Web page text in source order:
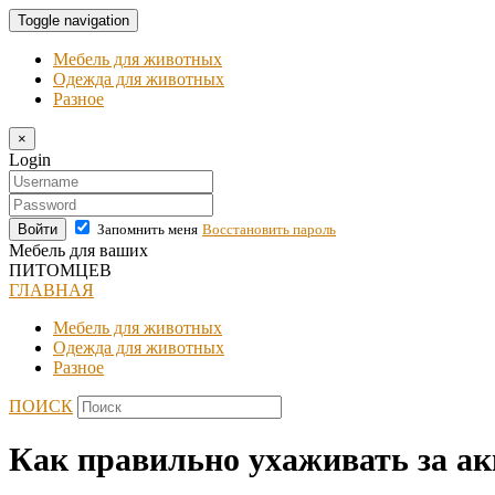
Toggle navigation
Мебель для животных
Одежда для животных
Разное
×
Login
Войти Запомнить меня Восстановить пароль
Мебель для ваших
ПИТОМЦЕВ
ГЛАВНАЯ
Мебель для животных
Одежда для животных
Разное
ПОИСК
Как правильно ухаживать за